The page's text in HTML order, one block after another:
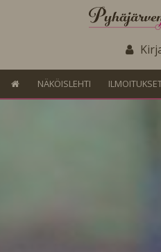
NÄKÖISLEHTI